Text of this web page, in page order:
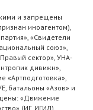
и запрещены
иноагентом),
«Свидетели
союз»,
сектор», УНА-
дивижн»,
«Артподготовка»,
батальоны «Азов» и
«Движение
(ИГ, ИГИЛ),